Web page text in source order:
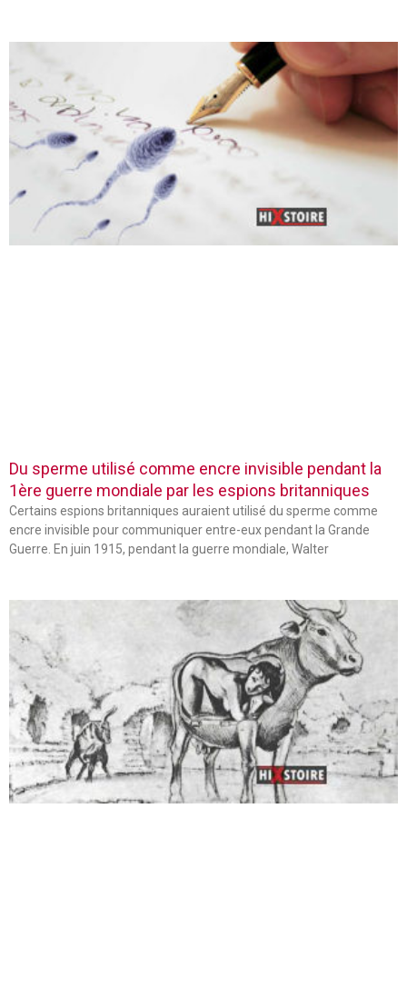
Du sperme utilisé comme encre invisible pendant la
1ère guerre mondiale par les espions britanniques
Certains espions britanniques auraient utilisé du sperme comme
encre invisible pour communiquer entre-eux pendant la Grande
Guerre. En juin 1915, pendant la guerre mondiale, Walter